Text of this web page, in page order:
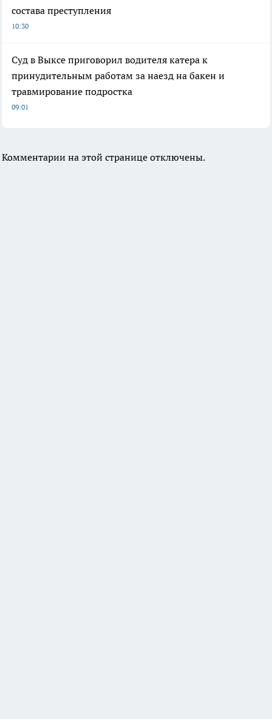
состава преступления
10:30
Суд в Выксе приговорил водителя катера к
принудительным работам за наезд на бакен и
травмирование подростка
09:01
Комментарии на этой странице отключены.